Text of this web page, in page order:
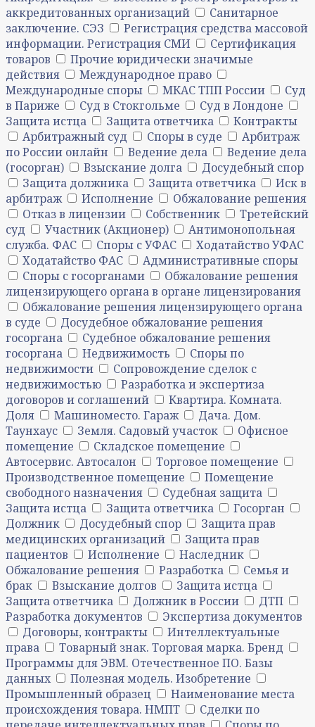
аккредитованных организаций
Санитарное
заключение. СЭЗ
Регистрация средства массовой
информации. Регистрация СМИ
Сертификация
товаров
Прочие юридически значимые
действия
Международное право
Международные споры
МКАС ТПП России
Суд
в Париже
Суд в Стокгольме
Суд в Лондоне
Защита истца
Защита ответчика
Контракты
Арбитражный суд
Споры в суде
Арбитраж
по России онлайн
Ведение дела
Ведение дела
(госорган)
Взыскание долга
Досудебный спор
Защита должника
Защита ответчика
Иск в
арбитраж
Исполнение
Обжалование решения
Отказ в лицензии
Собственник
Третейский
суд
Участник (Акционер)
Антимонопольная
служба. ФАС
Споры с УФАС
Ходатайство УФАС
Ходатайство ФАС
Административные споры
Споры с госорганами
Обжалование решения
лицензирующего органа в органе лицензирования
Обжалование решения лицензирующего органа
в суде
Досудебное обжалование решения
госоргана
Судебное обжалование решения
госоргана
Недвижимость
Споры по
недвижимости
Сопровождение сделок с
недвижимостью
Разработка и экспертиза
договоров и соглашений
Квартира. Комната.
Доля
Машиноместо. Гараж
Дача. Дом.
Таунхаус
Земля. Садовый участок
Офисное
помещение
Складское помещение
Автосервис. Автосалон
Торговое помещение
Производственное помещение
Помещение
свободного назначения
Судебная защита
Защита истца
Защита ответчика
Госорган
Должник
Досудебный спор
Защита прав
медицинских организаций
Защита прав
пациентов
Исполнение
Наследник
Обжалование решения
Разработка
Семья и
брак
Взыскание долгов
Защита истца
Защита ответчика
Должник в России
ДТП
Разработка документов
Экспертиза документов
Договоры, контракты
Интеллектуальные
права
Товарный знак. Торговая марка. Бренд
Программы для ЭВМ. Отечественное ПО. Базы
данных
Полезная модель. Изобретение
Промышленный образец
Наименование места
происхождения товара. НМПТ
Сделки по